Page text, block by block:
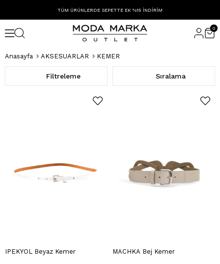
TÜM ÜRÜNLERDE SEPETTE EK %15 İNDİRİM
0
Anasayfa AKSESUARLAR KEMER
Filtreleme Sıralama
IPEKYOL Beyaz Kemer MACHKA Bej Kemer